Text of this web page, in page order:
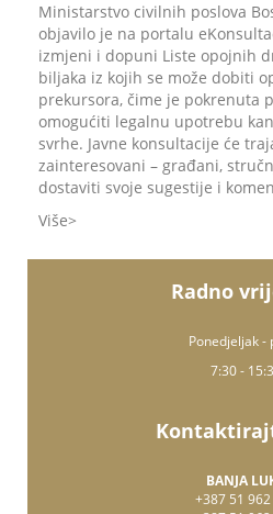
Ministarstvo civilnih poslova
objavilo je na portalu
izmjeni i dopuni Liste opojnih
biljaka iz kojih se može dobiti
prekursora, čime je pokrenuta
omogućiti legalnu upotrebu
svrhe. Javne konsultacije će
zainteresovani – građani,
dostaviti svoje sugestije i
Više
Radno
Ponedjeljak -
7:30 -
BANJA
+387 51